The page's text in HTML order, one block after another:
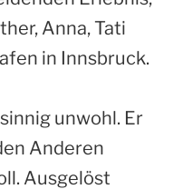
Anna, Tati
in Innsbruck.
unwohl. Er
Anderen
Ausgelöst